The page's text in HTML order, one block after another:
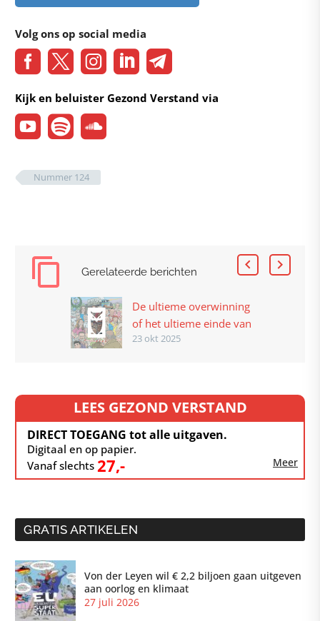
Volg ons op social media
Kijk en beluister Gezond Verstand via
Nummer 124
Gerelateerde berichten
De ultieme overwinning
of het ultieme einde van
Alternative für
23 okt 2025
LEES GEZOND VERSTAND
DIRECT TOEGANG tot alle uitgaven.
Digitaal en op papier.
Vanaf slechts 27,- Meer
GRATIS ARTIKELEN
Von der Leyen wil € 2,2 biljoen gaan uitgeven
aan oorlog en klimaat
27 juli 2026